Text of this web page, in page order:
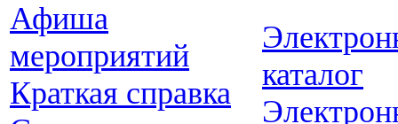
Афиша
мероприятий
Краткая справка
каталог